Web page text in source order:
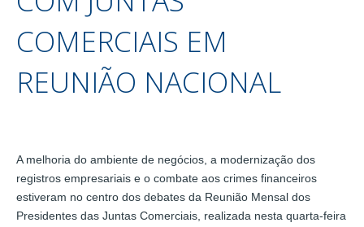
COMERCIAIS EM
REUNIÃO NACIONAL
A melhoria do ambiente de negócios, a modernização dos
registros empresariais e o combate aos crimes financeiros
estiveram no centro dos debates da Reunião Mensal dos
Presidentes das Juntas Comerciais, realizada nesta quarta-feira